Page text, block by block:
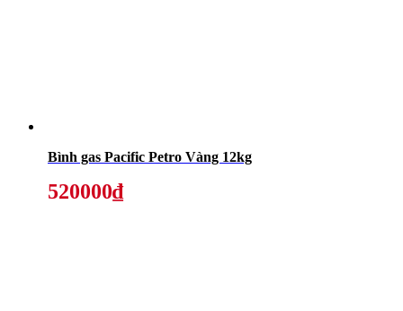
Bình gas Pacific Petro Vàng 12kg
520000₫